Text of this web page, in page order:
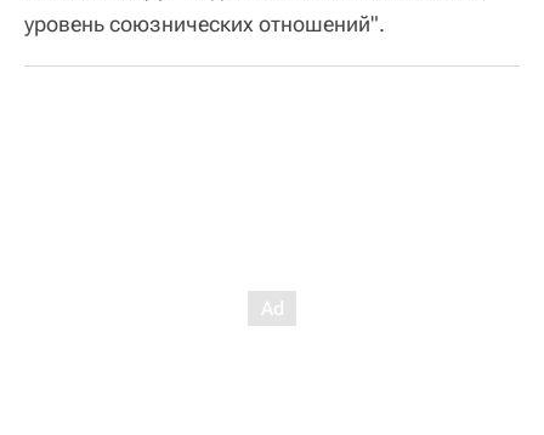
уровень союзнических отношений".